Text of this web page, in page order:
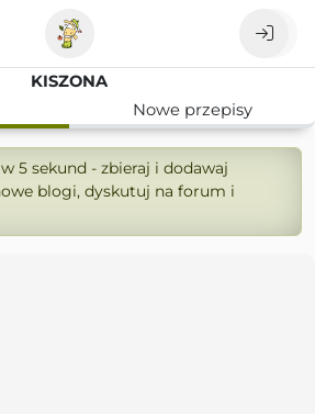
KISZONA
Nowe przepisy
5 sekund - zbieraj i dodawaj
blogi, dyskutuj na forum i